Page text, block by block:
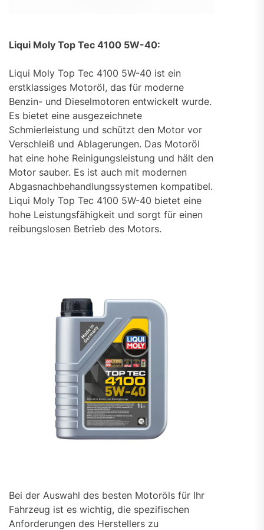
Liqui Moly Top Tec 4100 5W-40:
Liqui Moly Top Tec 4100 5W-40 ist ein
erstklassiges Motoröl, das für moderne
Benzin- und Dieselmotoren entwickelt wurde.
Es bietet eine ausgezeichnete
Schmierleistung und schützt den Motor vor
Verschleiß und Ablagerungen. Das Motoröl
hat eine hohe Reinigungsleistung und hält den
Motor sauber. Es ist auch mit modernen
Abgasnachbehandlungssystemen kompatibel.
Liqui Moly Top Tec 4100 5W-40 bietet eine
hohe Leistungsfähigkeit und sorgt für einen
reibungslosen Betrieb des Motors.
Bei der Auswahl des besten Motoröls für Ihr
Fahrzeug ist es wichtig, die spezifischen
Anforderungen des Herstellers zu